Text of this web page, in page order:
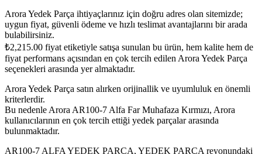
Arora Yedek Parça ihtiyaçlarınız için doğru adres olan sitemizde;
uygun fiyat, güvenli ödeme ve hızlı teslimat avantajlarını bir arada
bulabilirsiniz.
₺2,215.00 fiyat etiketiyle satışa sunulan bu ürün, hem kalite hem de
fiyat performans açısından en çok tercih edilen Arora Yedek Parça
seçenekleri arasında yer almaktadır.
Arora Yedek Parça satın alırken orijinallik ve uyumluluk en önemli
kriterlerdir.
Bu nedenle Arora AR100-7 Alfa Far Muhafaza Kırmızı, Arora
kullanıcılarının en çok tercih ettiği yedek parçalar arasında
bulunmaktadır.
AR100-7 ALFA YEDEK PARÇA, YEDEK PARÇA reyonundaki